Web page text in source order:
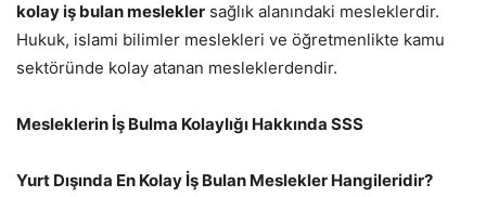
kolay iş bulan meslekler sağlık alanındaki mesleklerdir.
Hukuk, islami bilimler meslekleri ve öğretmenlikte kamu
sektöründe kolay atanan mesleklerdendir.
Mesleklerin İş Bulma Kolaylığı Hakkında SSS
Yurt Dışında En Kolay İş Bulan Meslekler Hangileridir?